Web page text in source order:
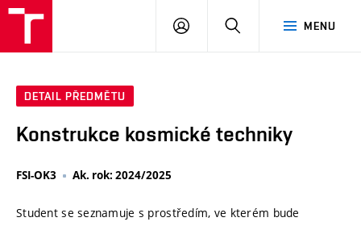
MENU
PŘIHLÁSIT
DETAIL PŘEDMĚTU
Konstrukce kosmické techniky
FSI-OK3 Ak. rok: 2024/2025
Student se seznamuje s prostředím, ve kterém bude